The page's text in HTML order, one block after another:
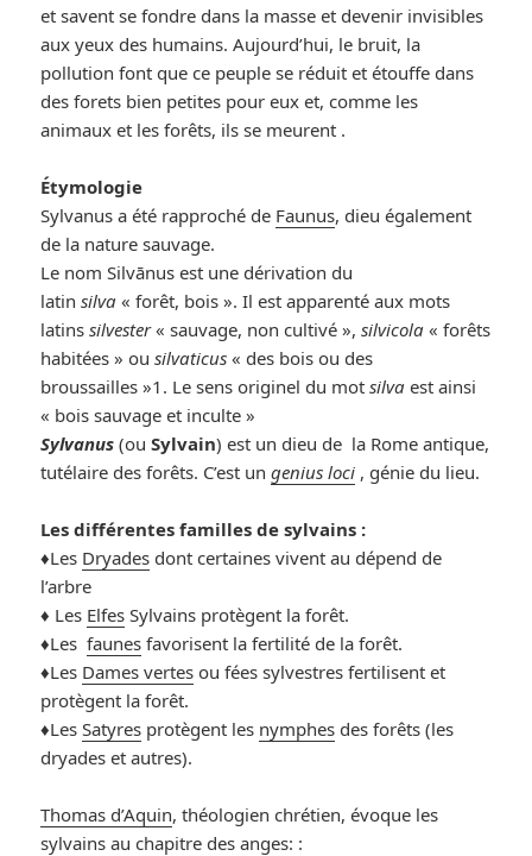
et savent se fondre dans la masse et devenir invisibles
aux yeux des humains. Aujourd’hui, le bruit, la
pollution font que ce peuple se réduit et étouffe dans
des forets bien petites pour eux et, comme les
animaux et les forêts, ils se meurent .
Étymologie
Sylvanus a été rapproché de Faunus, dieu également
de la nature sauvage.
Le nom Silvānus est une dérivation du
latinsilva « forêt, bois ». Il est apparenté aux mots
latinssilvester« sauvage, non cultivé »,silvicola « forêts
habitées » ousilvaticus « des bois ou des
broussailles »1. Le sens originel du motsilva est ainsi
« bois sauvage et inculte »
Sylvanus (ouSylvain) est un dieu de la Rome antique,
tutélaire des forêts. C’est ungenius loci , génie du lieu.
Les différentes familles de sylvains :
♦️Les Dryades dont certaines vivent au dépend de
l’arbre
♦️ Les Elfes Sylvains protègent la forêt.
♦️Lesfaunes favorisent la fertilité de la forêt.
♦️Les Dames vertes ou fées sylvestres fertilisent et
protègent la forêt.
♦️LesSatyres protègent les nymphes des forêts (les
dryades et autres).
Thomas d’Aquin, théologien chrétien, évoque les
sylvains au chapitre des anges: :